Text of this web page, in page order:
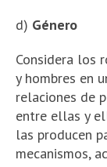
d) Género
Considera los
y hombres en
relaciones de
entre ellas y
las producen
mecanismos,